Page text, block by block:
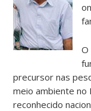
O
precursor nas
meio ambiente no
reconhecido